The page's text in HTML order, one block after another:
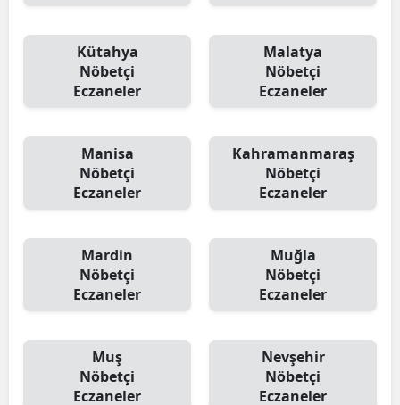
Kütahya
Nöbetçi
Eczaneler
Malatya
Nöbetçi
Eczaneler
Manisa
Nöbetçi
Eczaneler
Kahramanmaraş
Nöbetçi
Eczaneler
Mardin
Nöbetçi
Eczaneler
Muğla
Nöbetçi
Eczaneler
Muş
Nöbetçi
Eczaneler
Nevşehir
Nöbetçi
Eczaneler